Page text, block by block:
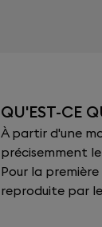
QU'EST-CE
À partir d'une
précisemment
Pour la
reproduite par